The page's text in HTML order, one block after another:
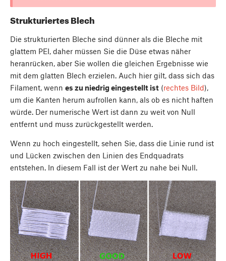
Strukturiertes Blech
Die strukturierten Bleche sind dünner als die Bleche mit
glattem PEI, daher müssen Sie die Düse etwas näher
heranrücken, aber Sie wollen die gleichen Ergebnisse wie
mit dem glatten Blech erzielen. Auch hier gilt, dass sich das
Filament, wenn es zu niedrig eingestellt ist (rechtes Bild),
um die Kanten herum aufrollen kann, als ob es nicht haften
würde. Der numerische Wert ist dann zu weit von Null
entfernt und muss zurückgestellt werden.
Wenn zu hoch eingestellt, sehen Sie, dass die Linie rund ist
und Lücken zwischen den Linien des Endquadrats
entstehen. In diesem Fall ist der Wert zu nahe bei Null.